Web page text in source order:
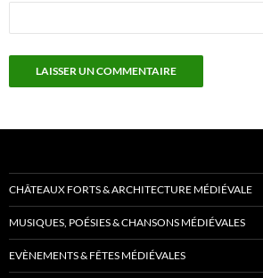
CHÂTEAUX FORTS & ARCHITECTURE MÉDIÉVALE
MUSIQUES, POÉSIES & CHANSONS MÉDIÉVALES
EVÈNEMENTS & FÊTES MÉDIÉVALES